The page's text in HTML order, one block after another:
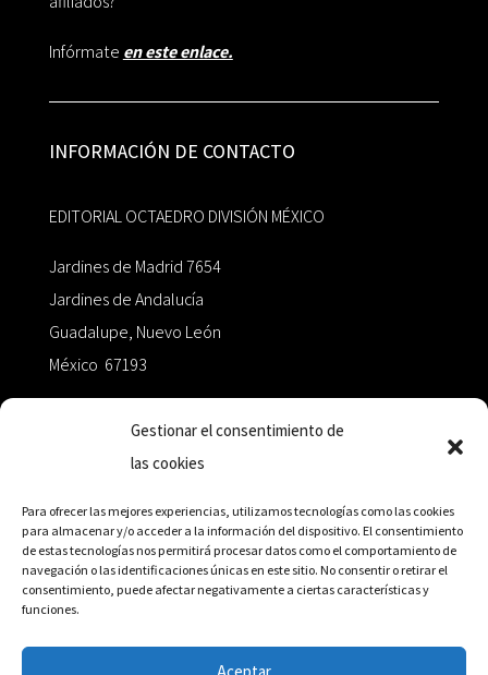
Gestionar el consentimiento de
las cookies
Para ofrecer las mejores experiencias, utilizamos tecnologías como las cookies
para almacenar y/o acceder a la información del dispositivo. El consentimiento
de estas tecnologías nos permitirá procesar datos como el comportamiento de
navegación o las identificaciones únicas en este sitio. No consentir o retirar el
consentimiento, puede afectar negativamente a ciertas características y
funciones.
Aceptar
Infórmate en este enlace.
INFORMACIÓN DE CONTACTO
EDITORIAL OCTAEDRO DIVISIÓN MÉXICO
Jardines de Madrid 7654
Jardines de Andalucía
Guadalupe, Nuevo León
México 67193
+52 811.499.5638
RED DE DISTRIBUCIÓN
Distribuidores en México y Octaedro internacional